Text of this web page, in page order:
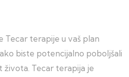
Tecar terapije u vaš plan
biste potencijalno poboljšali
Tecar terapija je